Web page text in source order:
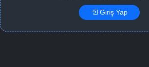
Giriş Yap